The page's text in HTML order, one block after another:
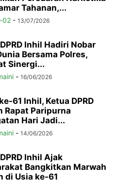
Tahanan,...
02 - 13/07/2026
Inhil Hadiri Nobar
Bersama Polres,
Sinergi...
- 16/06/2026
61 Inhil, Ketua DPRD
Rapat Paripurna
Hari Jadi...
- 14/06/2026
Inhil Ajak
Bangkitkan Marwah
di Usia ke-61